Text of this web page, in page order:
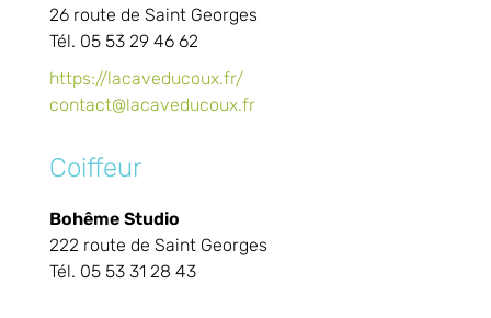
26 route de Saint Georges
Tél. 05 53 29 46 62
https://lacaveducoux.fr/
contact@lacaveducoux.fr
Coiffeur
Bohême Studio
222 route de Saint Georges
Tél. 05 53 31 28 43